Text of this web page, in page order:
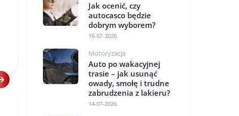
Jak ocenić, czy
autocasco będzie
dobrym wyborem?
16-07-2026
Motoryzacja
Auto po wakacyjnej
trasie – jak usunąć
owady, smołę i trudne
zabrudzenia z lakieru?
14-07-2026